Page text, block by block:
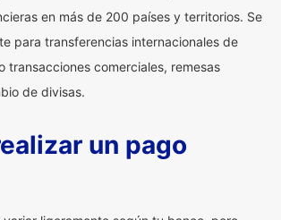
en más de 200 países y territorios. Se
para transferencias internacionales de
transacciones comerciales, remesas
de divisas.
un pago